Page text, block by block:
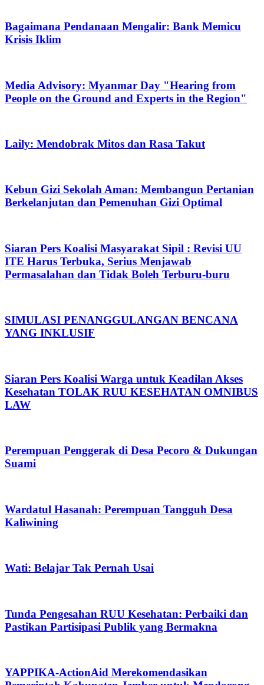
Bagaimana Pendanaan Mengalir: Bank Memicu
Krisis Iklim
Media Advisory: Myanmar Day "Hearing from
People on the Ground and Experts in the Region"
Laily: Mendobrak Mitos dan Rasa Takut
Kebun Gizi Sekolah Aman: Membangun Pertanian
Berkelanjutan dan Pemenuhan Gizi Optimal
Siaran Pers Koalisi Masyarakat Sipil : Revisi UU
ITE Harus Terbuka, Serius Menjawab
Permasalahan dan Tidak Boleh Terburu-buru
SIMULASI PENANGGULANGAN BENCANA
YANG INKLUSIF
Siaran Pers Koalisi Warga untuk Keadilan Akses
Kesehatan TOLAK RUU KESEHATAN OMNIBUS
LAW
Perempuan Penggerak di Desa Pecoro & Dukungan
Suami
Wardatul Hasanah: Perempuan Tangguh Desa
Kaliwining
Wati: Belajar Tak Pernah Usai
Tunda Pengesahan RUU Kesehatan: Perbaiki dan
Pastikan Partisipasi Publik yang Bermakna
YAPPIKA-ActionAid Merekomendasikan